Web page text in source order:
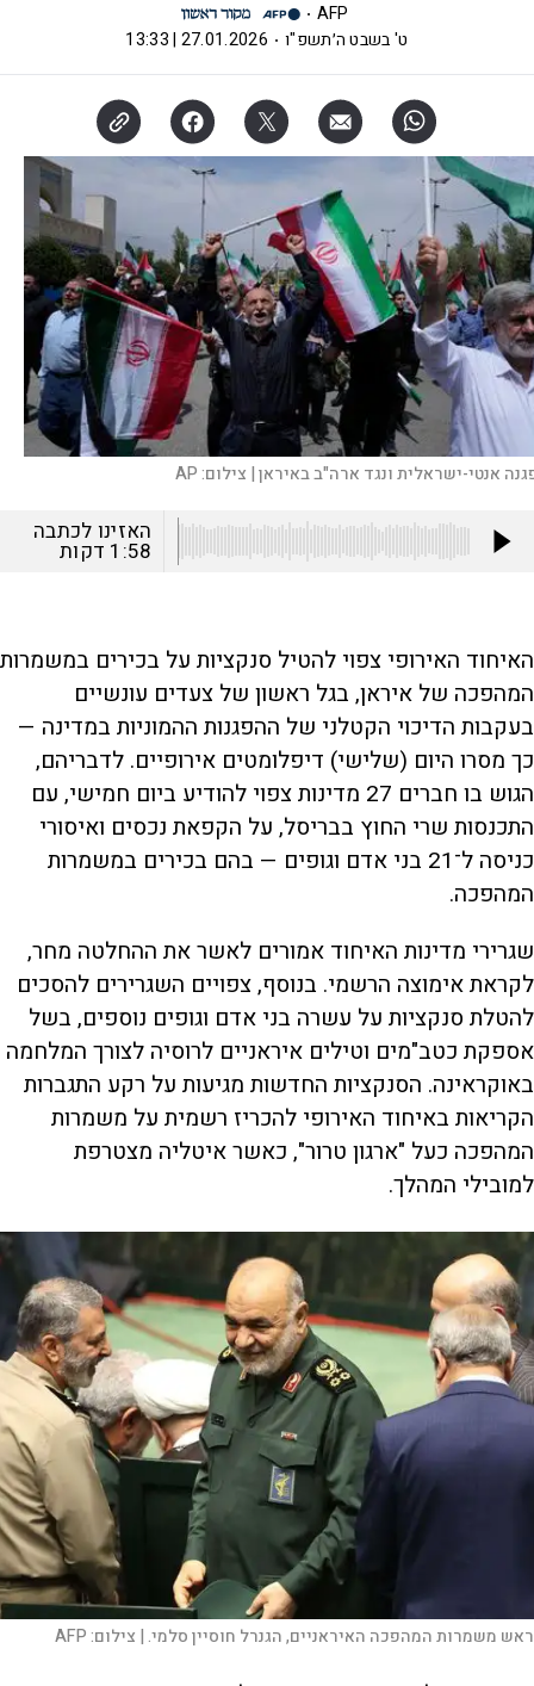
AFP
ט' בשבט ה׳תשפ"ו
27.01.2026 | 13:33
אנטי-ישראלית ונגד ארה"ב באיראן | צילום:AP
האזינו לכתבה
1:58 דקות
האיחוד האירופי צפוי להטיל סנקציות על בכירים במשמרות
המהפכה של איראן, בגל ראשון של צעדים עונשיים
בעקבות הדיכוי הקטלני של ההפגנות ההמוניות במדינה —
כך מסרו היום (שלישי) דיפלומטים אירופיים. לדבריהם,
הגוש בו חברים 27 מדינות צפוי להודיע ביום חמישי, עם
התכנסות שרי החוץ בבריסל, על הקפאת נכסים ואיסורי
כניסה ל־21 בני אדם וגופים — בהם בכירים במשמרות
המהפכה.
שגרירי מדינות האיחוד אמורים לאשר את ההחלטה מחר,
לקראת אימוצה הרשמי. בנוסף, צפויים השגרירים להסכים
להטלת סנקציות על עשרה בני אדם וגופים נוספים, בשל
אספקת כטב"מים וטילים איראניים לרוסיה לצורך המלחמה
באוקראינה. הסנקציות החדשות מגיעות על רקע התגברות
הקריאות באיחוד האירופי להכריז רשמית על משמרות
המהפכה כעל "ארגון טרור", כאשר איטליה מצטרפת
למובילי המהלך.
ראש משמרות המהפכה האיראניים, הגנרל חוסיין סלמי. | צילום:AFP